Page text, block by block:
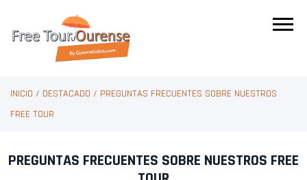
INICIO / DESTACADO / PREGUNTAS FRECUENTES SOBRE NUESTROS
FREE TOUR
PREGUNTAS FRECUENTES SOBRE NUESTROS FREE